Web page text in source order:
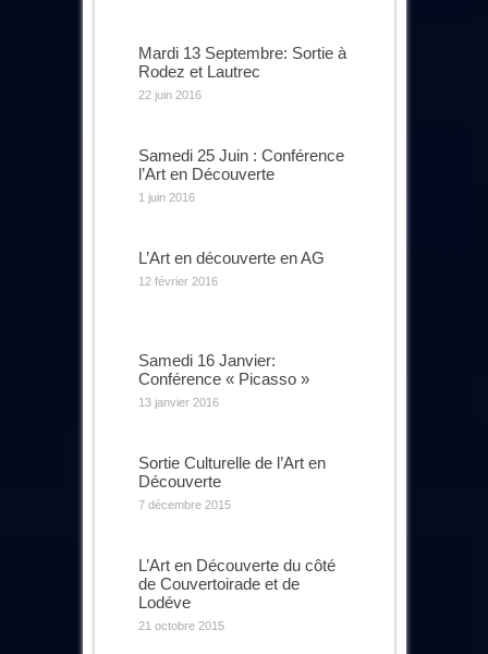
Mardi 13 Septembre: Sortie à
Rodez et Lautrec
22 juin 2016
Samedi 25 Juin : Conférence
l’Art en Découverte
1 juin 2016
L’Art en découverte en AG
12 février 2016
Samedi 16 Janvier:
Conférence « Picasso »
13 janvier 2016
Sortie Culturelle de l’Art en
Découverte
7 décembre 2015
L’Art en Découverte du côté
de Couvertoirade et de
Lodéve
21 octobre 2015